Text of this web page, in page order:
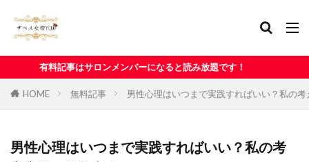
ロンメンバーになると読み放題です！
HOME 無料記事 男性心理はいつまで実践すればいい？私の
男性心理はいつまで実践すればいい？私の考